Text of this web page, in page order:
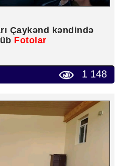
Çaykənd kəndində
Fotolar
1 148